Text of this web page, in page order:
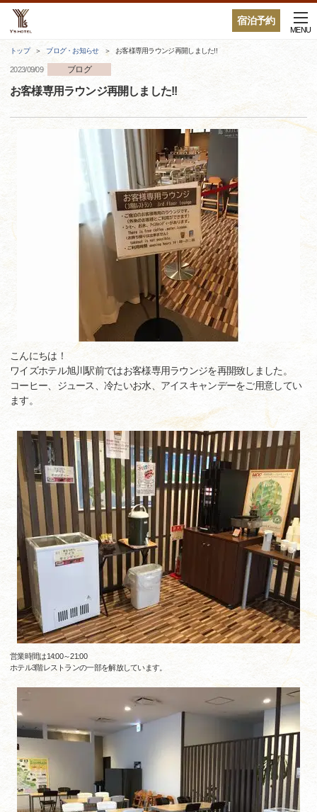
宿泊予約
MENU
トップ ブログ・お知らせ お客様専用ラウンジ再開しました!!
2023/09/09 ブログ
お客様専用ラウンジ再開しました!!
こんにちは！
ワイズホテル旭川駅前ではお客様専用ラウンジを再開致しました。
コーヒー、ジュース、冷たいお水、アイスキャンデーをご用意してい
ます。
営業時間は14:00～21:00
ホテル3階レストランの一部を解放しています。